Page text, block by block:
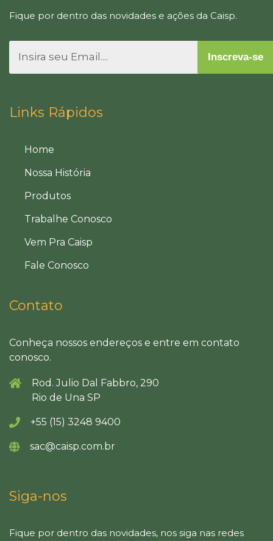
Fique por dentro das novidades e ações da Caisp.
Inscreva-se
Links Rápidos
Home
Nossa História
Produtos
Trabalhe Conosco
Vem Pra Caisp
Fale Conosco
Contato
Conheça nossos endereços e entre em contato
conosco.
Rod. Julio Dal Fabbro, 290
Rio de Una SP
+55 (15) 3248 9400
sac@caisp.com.br
Siga-nos
Fique por dentro das novidades, nos siga nas redes